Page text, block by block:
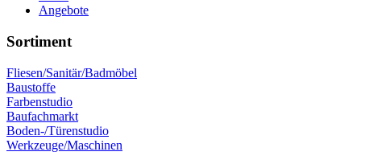
Angebote
Sortiment
Fliesen/Sanitär/Badmöbel
Baustoffe
Farbenstudio
Baufachmarkt
Boden-/Türenstudio
Werkzeuge/Maschinen